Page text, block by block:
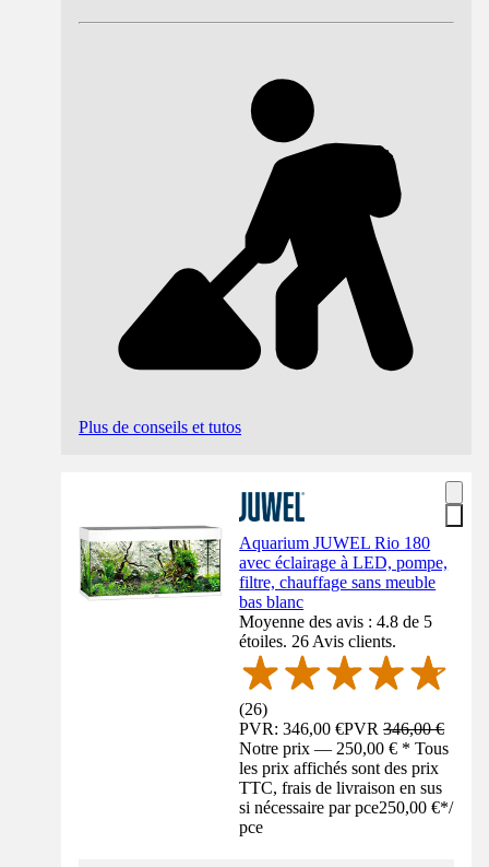
Plus de conseils et tutos
Aquarium JUWEL Rio 180
avec éclairage à LED, pompe,
filtre, chauffage sans meuble
bas blanc
Moyenne des avis : 4.8 de 5
étoiles. 26 Avis clients.
(26)
PVR: 346,00 €PVR346,00 €
Notre prix — 250,00 € * Tous
les prix affichés sont des prix
TTC, frais de livraison en sus
si nécessaire par pce250,00 €*/
pce